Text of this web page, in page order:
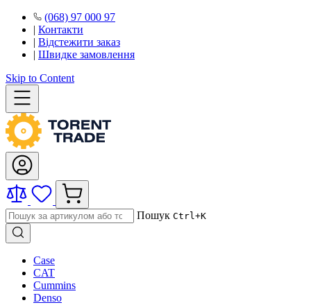
(068) 97 000 97
| Контакти
| Відстежити заказ
| Швидке замовлення
Skip to Content
Пошук Ctrl+K
Case
CAT
Cummins
Denso